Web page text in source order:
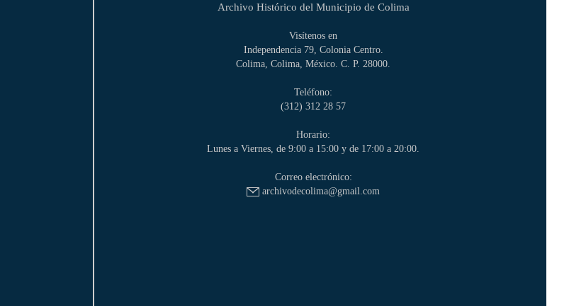
Archivo Histórico del Municipio de Colima
Visítenos en
Independencia 79, Colonia Centro.
Colima, Colima, México. C. P. 28000.
Teléfono:
(312) 312 28 57
Horario:
Lunes a Viernes, de 9:00 a 15:00 y de 17:00 a 20:00.
Correo electrónico:
archivodecolima@gmail.com